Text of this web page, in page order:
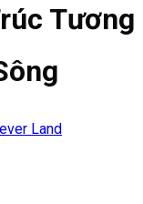
Tương
Land